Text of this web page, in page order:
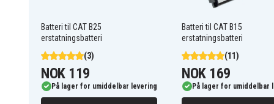
Batteri til CAT B25
erstatningsbatteri
(3)
NOK 119
På lager for umiddelbar levering
Batteri til CAT B15
erstatningsbatteri
(11)
NOK 169
På lager for umiddelbar